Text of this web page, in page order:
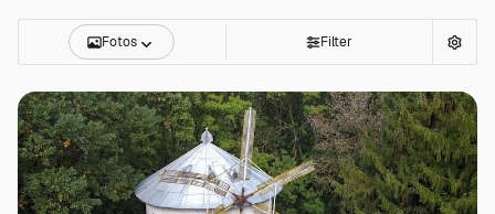
Fotos Filter